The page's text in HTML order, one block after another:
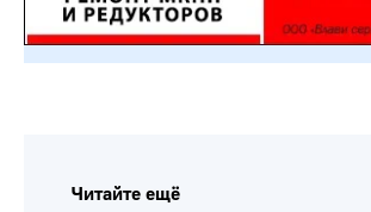
Читайте ещё